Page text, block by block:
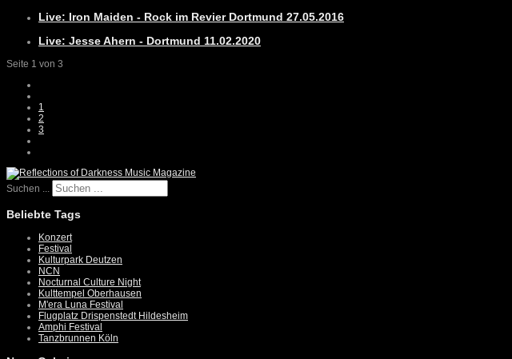
Live: Iron Maiden - Rock im Revier Dortmund 27.05.2016
Live: Jesse Ahern - Dortmund 11.02.2020
Seite 1 von 3
1
2
3
Suchen ...
Beliebte Tags
Konzert
Festival
Kulturpark Deutzen
NCN
Nocturnal Culture Night
Kulttempel Oberhausen
M'era Luna Festival
Flugplatz Drispenstedt Hildesheim
Amphi Festival
Tanzbrunnen Köln